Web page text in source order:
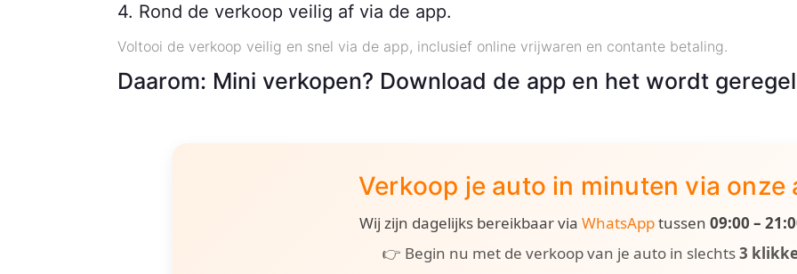
4. Rond de verkoop veilig af via de app.
Voltooi de verkoop veilig en snel via de app, inclusief online vrijwaren en contante betaling.
Daarom: Mini verkopen? Download de app en het wordt
Verkoop je auto in minuten via onze
Wij zijn dagelijks bereikbaar via WhatsApptussen 09:00 –
👉 Begin nu met de verkoop van je auto in slechts3